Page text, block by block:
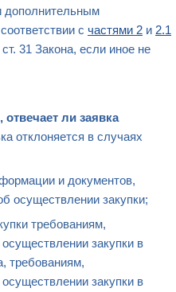
дополнительным
с частями 2 и 2.1
31 Закона, если иное не
ли заявка
отклоняется в случаях
и документов,
осуществлении закупки;
требованиям,
закупки в
требованиям,
закупки в